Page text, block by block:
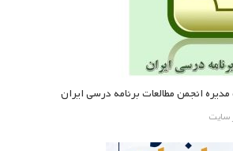
انجمن مطالعات برنامه درسی ایران
سایت